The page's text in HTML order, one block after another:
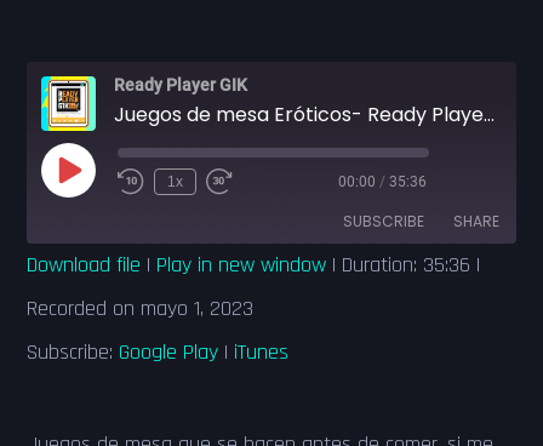
Ready Player GIK
Juegos de mesa Eróticos- Ready Player GIK Podcast T4. Ep 22- 91
Play
Episode
1x 00:00 / 35:36
SUBSCRIBE SHARE
RSS FEED
SHARE
LINK
Download file | Play in new window | Duration: 35:36 |
Recorded on mayo 1, 2023
Subscribe: Google Play | iTunes